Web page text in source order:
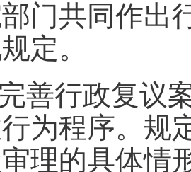
门共同作出
定。
善行政复议
为程序。规
理的具体情